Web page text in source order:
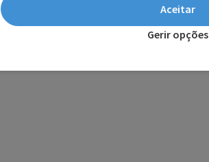
Aceitar
Gerir opções